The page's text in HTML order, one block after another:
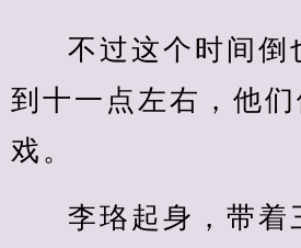
不过这个时间倒
到十一点左右，他
戏。
李珞起身，带着